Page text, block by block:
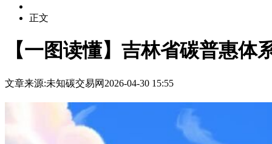
正文
【一图读懂】吉林省碳普惠体
文章来源:未知碳交易网 2026-04-30 15:55